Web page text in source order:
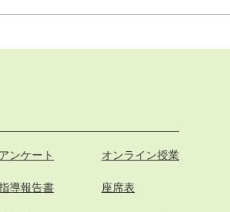
アンケート オンライン授業
導報告書 座席表